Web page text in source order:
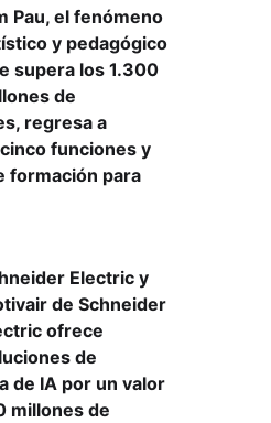
Pau, el fenómeno
y pedagógico
supera los 1.300
de
regresa a
funciones y
formación para
Electric y
de Schneider
ofrece
de
de IA por un valor
millones de